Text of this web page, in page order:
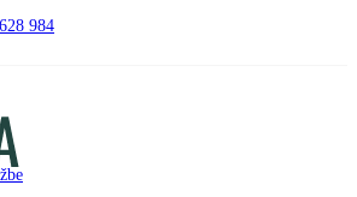
984